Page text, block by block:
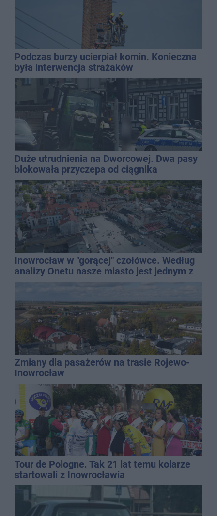
Podczas burzy ucierpiał komin. Konieczna
była interwencja strażaków
Duże utrudnienia na Dworcowej. Dwa pasy
blokowała przyczepa od ciągnika
Inowrocław w "gorącej" czołówce. Według
analizy Onetu nasze miasto jest jednym z
najbardziej narażonych na upały
Zmiany dla pasażerów na trasie Rojewo-
Inowrocław
Tour de Pologne. Tak 21 lat temu kolarze
startowali z Inowrocławia